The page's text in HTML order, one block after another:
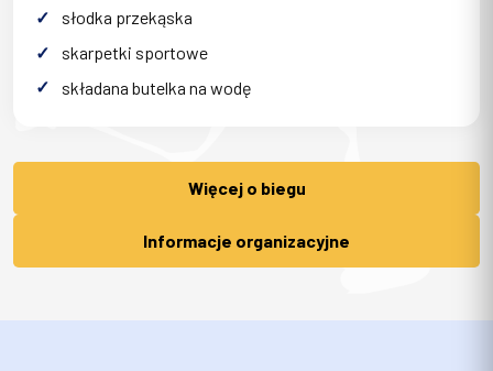
słodka przekąska
skarpetki sportowe
składana butelka na wodę
Więcej o biegu
Informacje organizacyjne